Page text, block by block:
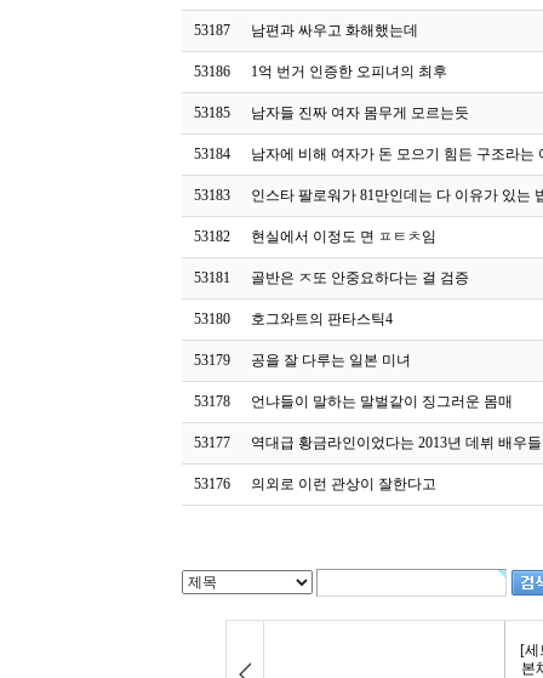
53187 남편과 싸우고 화해했는데
53186 1억 번거 인증한 오피녀의 최후
53185 남자들 진짜 여자 몸무게 모르는듯
53184 남자에 비해 여자가 돈 모으기 힘든 구조라는
53183 인스타 팔로워가 81만인데는 다 이유가 있는
53182 현실에서 이정도 면 ㅍㅌㅊ임
53181 골반은 ㅈ또 안중요하다는 걸 검증
53180 호그와트의 판타스틱4
53179 공을 잘 다루는 일본 미녀
53178 언냐들이 말하는 말벌같이 징그러운 몸매
53177 역대급 황금라인이었다는 2013년 데뷔 배우들
53176 의외로 이런 관상이 잘한다고